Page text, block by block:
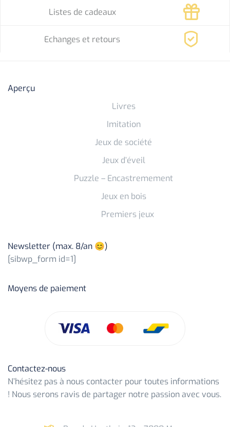
Listes de cadeaux
Echanges et retours
Aperçu
Livres
Imitation
Jeux de société
Jeux d’éveil
Puzzle – Encastremement
Jeux en bois
Premiers jeux
Newsletter (max. 8/an 😊)
[sibwp_form id=1]
Moyens de paiement
Contactez-nous
N’hésitez pas à nous contacter pour toutes informations
! Nous serons ravis de partager notre passion avec vous.